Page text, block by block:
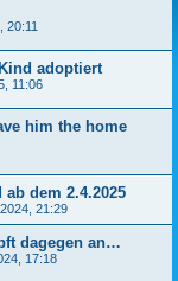
20:11
adoptiert
11:06
him the home
dem 2.4.2025
21:29
dagegen an…
17:18